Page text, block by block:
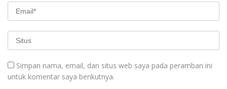
Simpan nama, email, dan situs web saya pada peramban ini
untuk komentar saya berikutnya.